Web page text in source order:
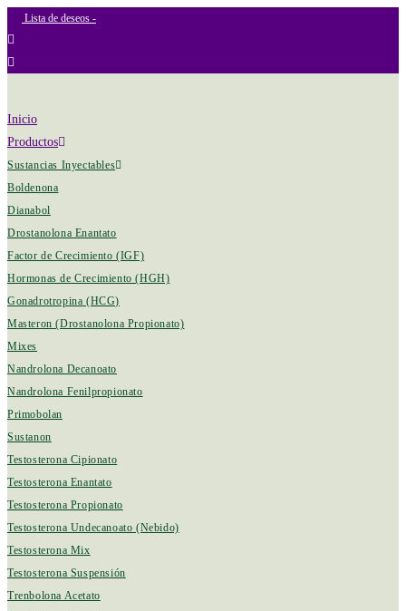
Lista de deseos -
Inicio
Productos
Sustancias Inyectables
Boldenona
Dianabol
Drostanolona Enantato
Factor de Crecimiento (IGF)
Hormonas de Crecimiento (HGH)
Gonadrotropina (HCG)
Masteron (Drostanolona Propionato)
Mixes
Nandrolona Decanoato
Nandrolona Fenilpropionato
Primobolan
Sustanon
Testosterona Cipionato
Testosterona Enantato
Testosterona Propionato
Testosterona Undecanoato (Nebido)
Testosterona Mix
Testosterona Suspensión
Trenbolona Acetato